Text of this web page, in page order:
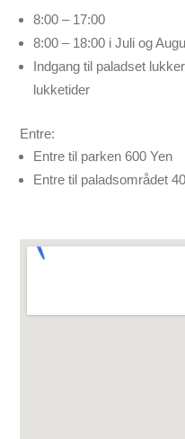
8:00 – 17:00
8:00 – 18:00 i Juli og
Indgang til paladset
lukketider
Entre:
Entre til parken 600 Yen
Entre til paladsområdet